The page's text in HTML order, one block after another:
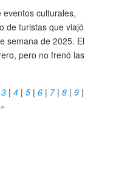
culturales,
de turistas que viajó
semana de 2025. El
pero no frenó las
3 | 4 | 5 | 6 | 7| 8 | 9 |